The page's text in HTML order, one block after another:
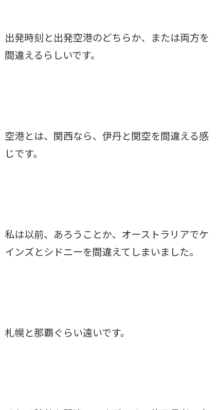
出発時刻と出発空港のどちらか、または両方を
間違えるらしいです。
空港とは、関西なら、伊丹と関空を間違える感
じです。
私は以前、あろうことか、オーストラリアでケ
インズとシドニーを間違えてしまいました。
札幌と那覇ぐらい遠いです。